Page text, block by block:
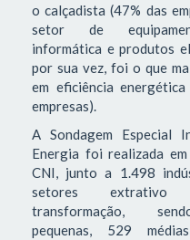
o calçadista (47% das
setor de
informática e produtos
por sua vez, foi o que
em eficiência
empresas).
A Sondagem Especial
Energia foi realizada
CNI, junto a 1.498
setores
transformação,
pequenas, 529